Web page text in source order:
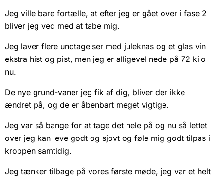
Jeg ville bare fortælle, at efter jeg er gået over i fase 2
bliver jeg ved med at tabe mig.
Jeg laver flere undtagelser med juleknas og et glas vin
ekstra hist og pist, men jeg er alligevel nede på 72 kilo
nu.
De nye grund-vaner jeg fik af dig, bliver der ikke
ændret på, og de er åbenbart meget vigtige.
Jeg var så bange for at tage det hele på og nu så lettet
over jeg kan leve godt og sjovt og føle mig godt tilpas i
kroppen samtidig.
Jeg tænker tilbage på vores første møde, jeg var et helt